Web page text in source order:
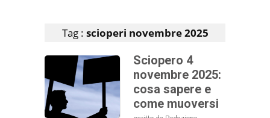
Tag : scioperi novembre 2025
Sciopero 4
novembre 2025:
cosa sapere e
come muoversi